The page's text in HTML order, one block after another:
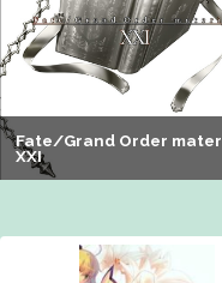
【画像】旅人女子「夜
の村が燃やされたみた
グリフィス（）「女の
万バズwww
【爆笑】最近のオスガ